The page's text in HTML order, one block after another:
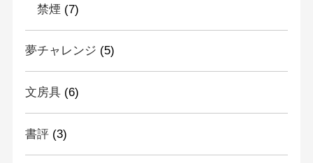
禁煙 (7)
夢チャレンジ (5)
文房具(6)
書評(3)